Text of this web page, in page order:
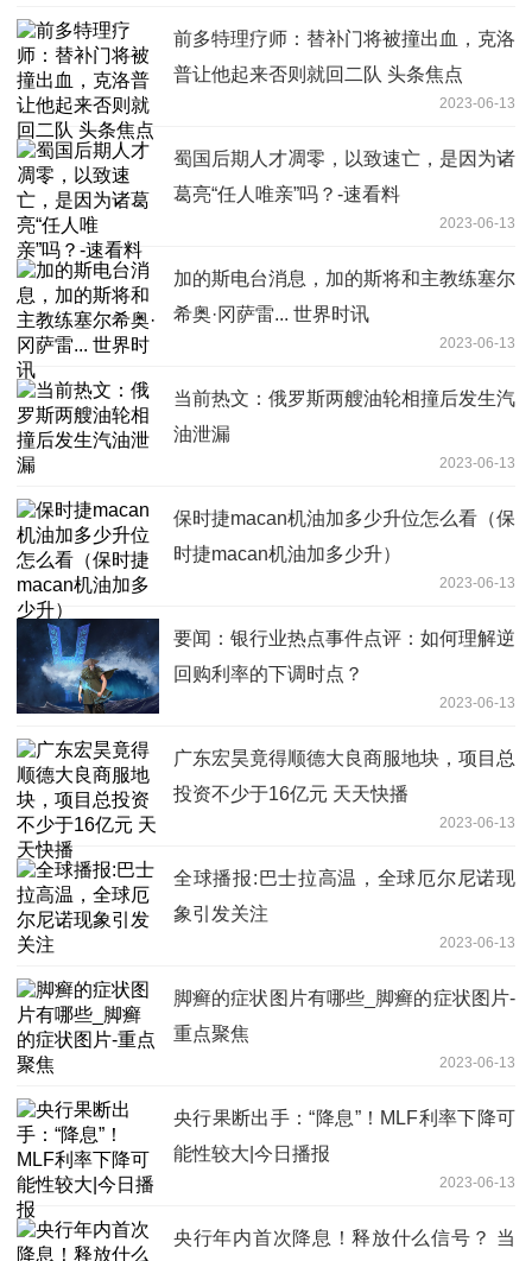
前多特理疗师：替补门将被撞出血，克洛
普让他起来否则就回二队 头条焦点
2023-06-13
蜀国后期人才凋零，以致速亡，是因为诸
葛亮“任人唯亲”吗？-速看料
2023-06-13
加的斯电台消息，加的斯将和主教练塞尔
希奥·冈萨雷... 世界时讯
2023-06-13
当前热文：俄罗斯两艘油轮相撞后发生汽
油泄漏
2023-06-13
保时捷macan机油加多少升位怎么看（保
时捷macan机油加多少升）
2023-06-13
要闻：银行业热点事件点评：如何理解逆
回购利率的下调时点？
2023-06-13
广东宏昊竟得顺德大良商服地块，项目总
投资不少于16亿元 天天快播
2023-06-13
全球播报:巴士拉高温，全球厄尔尼诺现
象引发关注
2023-06-13
脚癣的症状图片有哪些_脚癣的症状图片-
重点聚焦
2023-06-13
央行果断出手：“降息”！MLF利率下降可
能性较大|今日播报
2023-06-13
央行年内首次降息！释放什么信号？ 当